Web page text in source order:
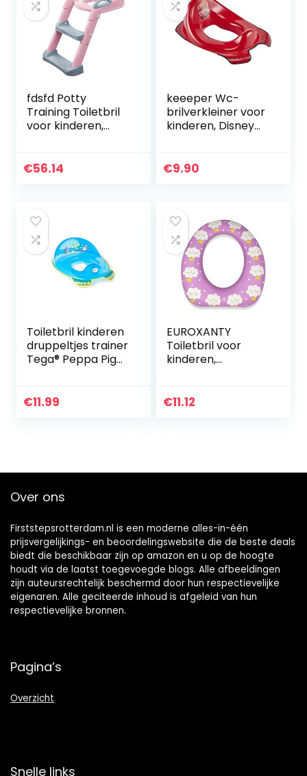
fdsfd Potty
Training Toiletbril
voor kinderen,
ladder toilet met
€56.14
keeeper Wc-
brilverkleiner voor
kinderen, Disney
antislip, Ewa,
€9.90
Toiletbril kinderen
druppeltjes trainer
Tega® Peppa Pig
€11.99
EUROXANTY
Toiletbril voor
kinderen,
kinderen,
€11.12
Over ons
Firststepsrotterdam.nl is een moderne alles-in-één
prijsvergelijkings- en beoordelingswebsite die de beste deals
biedt die beschikbaar zijn op amazon en u op de hoogte
houdt via de laatst toegevoegde blogs. Alle afbeeldingen
zijn auteursrechtelijk beschermd door hun respectievelijke
eigenaren. Alle geciteerde inhoud is afgeleid van hun
respectievelijke bronnen.
Pagina’s
Overzicht
Snelle links